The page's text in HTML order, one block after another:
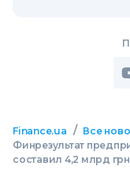
Finance.ua / Все
Финрезультат
составил 4,2 млрд